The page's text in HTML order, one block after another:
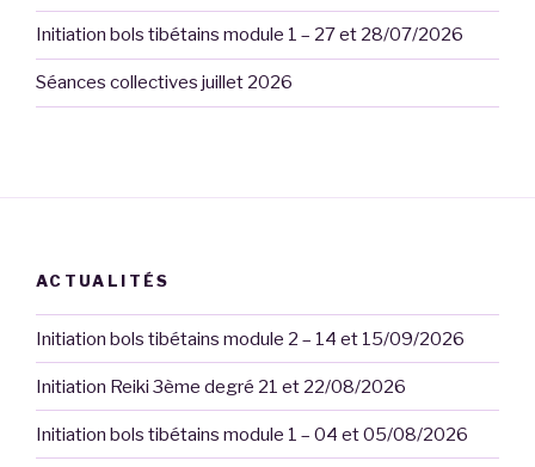
Initiation bols tibétains module 1 – 27 et 28/07/2026
Séances collectives juillet 2026
ACTUALITÉS
Initiation bols tibétains module 2 – 14 et 15/09/2026
Initiation Reiki 3ème degré 21 et 22/08/2026
Initiation bols tibétains module 1 – 04 et 05/08/2026